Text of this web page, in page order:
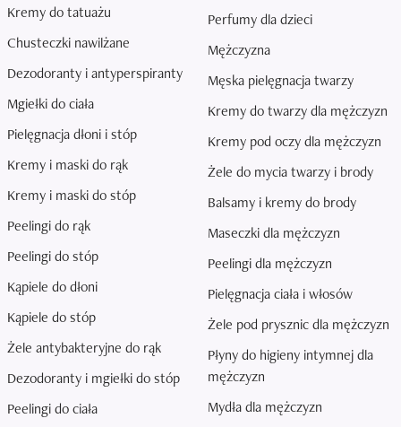
Kremy do tatuażu
Chusteczki nawilżane
Dezodoranty i antyperspiranty
Mgiełki do ciała
Pielęgnacja dłoni i stóp
Kremy i maski do rąk
Kremy i maski do stóp
Peelingi do rąk
Peelingi do stóp
Kąpiele do dłoni
Kąpiele do stóp
Żele antybakteryjne do rąk
Dezodoranty i mgiełki do stóp
Peelingi do ciała
Perfumy dla dzieci
Mężczyzna
Męska pielęgnacja twarzy
Kremy do twarzy dla mężczyzn
Kremy pod oczy dla mężczyzn
Żele do mycia twarzy i brody
Balsamy i kremy do brody
Maseczki dla mężczyzn
Peelingi dla mężczyzn
Pielęgnacja ciała i włosów
Żele pod prysznic dla mężczyzn
Płyny do higieny intymnej dla
mężczyzn
Mydła dla mężczyzn